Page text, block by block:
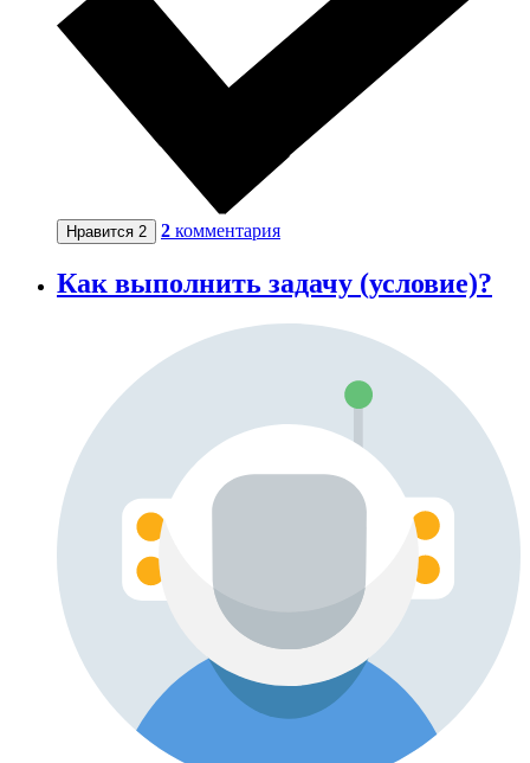
Нравится 2 2 комментария
Как выполнить задачу (условие)?